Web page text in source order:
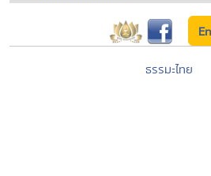
ธรรมะไทย